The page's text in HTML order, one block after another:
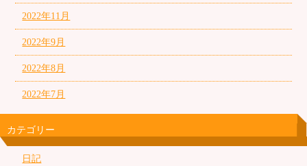
2022年11月
2022年9月
2022年8月
2022年7月
カテゴリー
日記